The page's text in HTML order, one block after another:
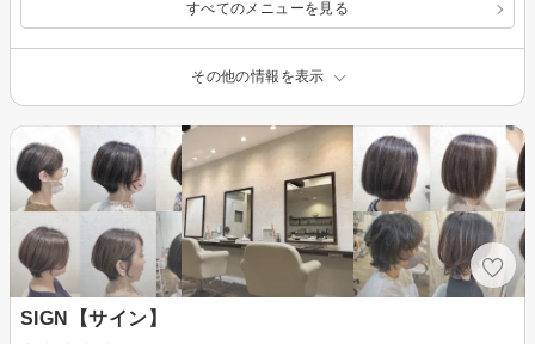
すべてのメニューを見る
その他の情報を表示
SIGN【サイン】